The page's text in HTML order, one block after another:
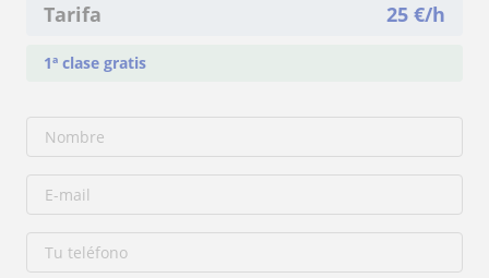
Tarifa 25 €/h
1ª clase gratis